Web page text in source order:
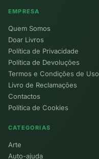
EMPRESA
Quem Somos
Doar Livros
Política de Privacidade
Política de Devoluções
Termos e Condições de Uso
Livro de Reclamações
Contactos
Política de Cookies
CATEGORIAS
Arte
Auto-ajuda